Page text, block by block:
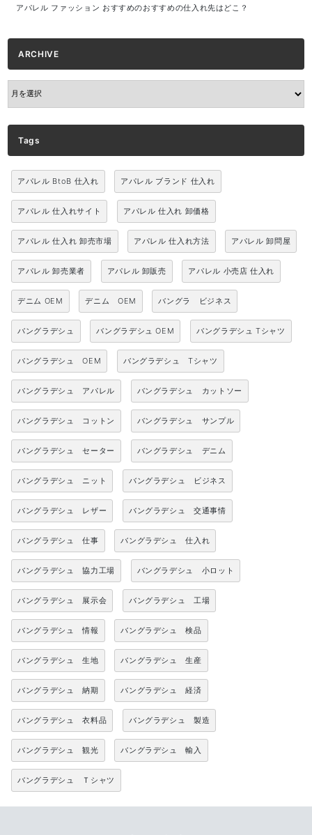
アパレル ファッション おすすめのおすすめの仕入れ先はどこ？
ARCHIVE
ARCHIVE
Tags
アパレル BtoB 仕入れ アパレル ブランド 仕入れ
アパレル 仕入れサイト アパレル 仕入れ 卸価格
アパレル 仕入れ 卸売市場 アパレル 仕入れ方法 アパレル 卸問屋
アパレル 卸売業者 アパレル 卸販売 アパレル 小売店 仕入れ
デニム OEM デニム OEM バングラ ビジネス
バングラデシュ バングラデシュ OEM バングラデシュ Tシャツ
バングラデシュ OEM バングラデシュ Tシャツ
バングラデシュ アパレル バングラデシュ カットソー
バングラデシュ コットン バングラデシュ サンプル
バングラデシュ セーター バングラデシュ デニム
バングラデシュ ニット バングラデシュ ビジネス
バングラデシュ レザー バングラデシュ 交通事情
バングラデシュ 仕事 バングラデシュ 仕入れ
バングラデシュ 協力工場 バングラデシュ 小ロット
バングラデシュ 展示会 バングラデシュ 工場
バングラデシュ 情報 バングラデシュ 検品
バングラデシュ 生地 バングラデシュ 生産
バングラデシュ 納期 バングラデシュ 経済
バングラデシュ 衣料品 バングラデシュ 製造
バングラデシュ 観光 バングラデシュ 輸入
バングラデシュ Ｔシャツ